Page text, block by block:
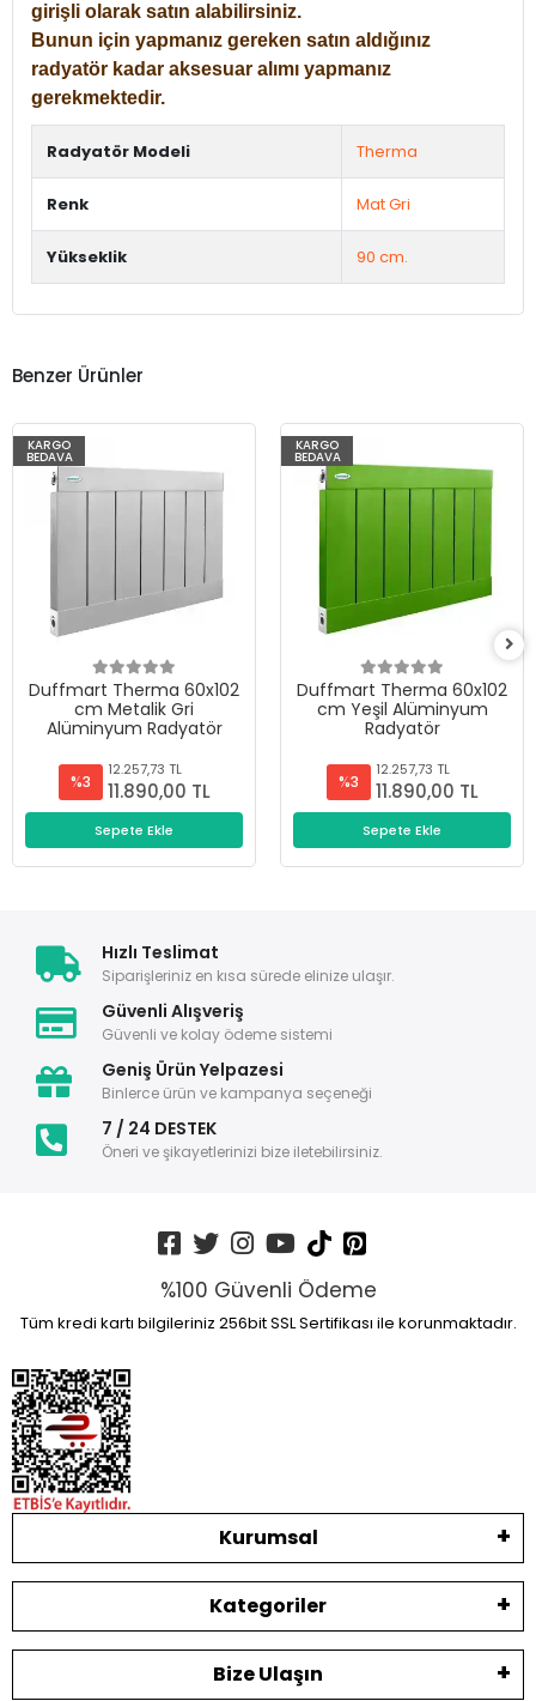
girişli olarak satın alabilirsiniz.
Bunun için yapmanız gereken satın aldığınız
radyatör kadar aksesuar alımı yapmanız
gerekmektedir.
Radyatör Modeli Therma
Renk Mat Gri
Yükseklik 90 cm.
Benzer Ürünler
KARGO
BEDAVA
Duffmart Therma 60x102
cm Metalik Gri
Alüminyum Radyatör
%3
12.257,73 TL
11.890,00 TL
Sepete Ekle
KARGO
BEDAVA
Duffmart Therma 60x102
cm Yeşil Alüminyum
Radyatör
%3
12.257,73 TL
11.890,00 TL
Sepete Ekle
Hızlı Teslimat
Siparişleriniz en kısa sürede elinize ulaşır.
Güvenli Alışveriş
Güvenli ve kolay ödeme sistemi
Geniş Ürün Yelpazesi
Binlerce ürün ve kampanya seçeneği
7 / 24 DESTEK
Öneri ve şikayetlerinizi bize iletebilirsiniz.
%100 Güvenli Ödeme
Tüm kredi kartı bilgileriniz 256bit SSL Sertifikası ile korunmaktadır.
Kurumsal
Kategoriler
Bize Ulaşın